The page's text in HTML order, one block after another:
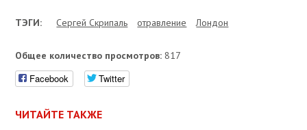
ТЭГИ: Сергей Скрипаль отравление Лондон
Общее количество просмотров: 817
Facebook Twitter
ЧИТАЙТЕ ТАКЖЕ